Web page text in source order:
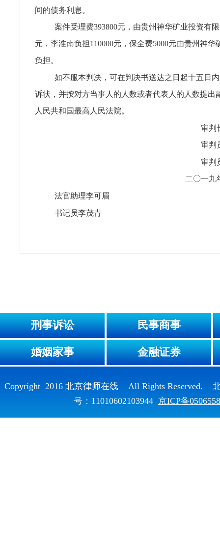
间的债务利息。
案件受理费393800元，由贵州神华矿业投资有
元，李淮南负担110000元，保全费5000元由贵州神华
负担。
如不服本判决，可在判决书送达之日起十五日
诉状，并按对方当事人的人数或者代表人的人数提出
人民共和国最高人民法院。
审
审判
审判
二〇一九
法官助理李可眉
书记员李茂青
刑事诉讼 民事商事
婚姻家事 金融证券
Copyright 2016 北京律师在线 All Rights Reserved.
号：11010602103944 京ICP备